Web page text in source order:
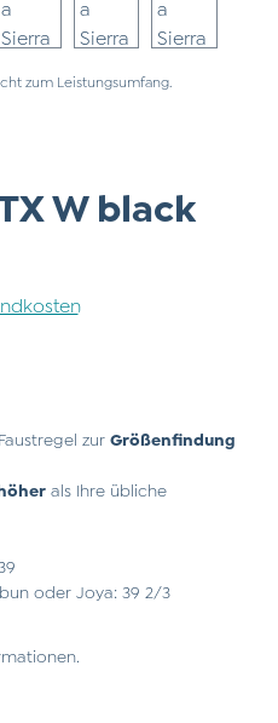
zum Leistungsumfang.
W black
zur Größenfindung
als Ihre übliche
oder Joya: 39 2/3